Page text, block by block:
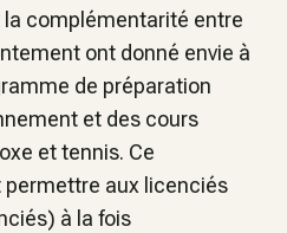
la complémentarité entre
ont donné envie à
de préparation
et des cours
et tennis. Ce
aux licenciés
à la fois